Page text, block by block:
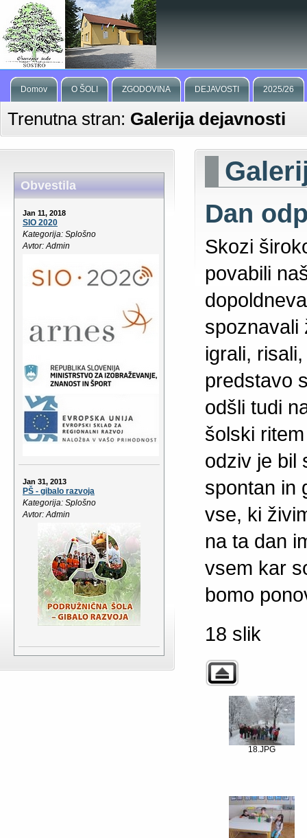
Domov O ŠOLI ZGODOVINA DEJAVOSTI 2025/26
Trenutna stran: Galerija dejavnosti
Obvestila
Jan 11, 2018
SIO 2020
Kategorija: Splošno
Avtor: Admin
Jan 31, 2013
PŠ - gibalo razvoja
Kategorija: Splošno
Avtor: Admin
Dan
Skozi
povabili
spoznavali
igrali,
predstavo
odšli tudi
šolski
odziv je bil
spontan in
vse, ki
na ta dan
vsem kar
bomo
18 slik
18.JPG